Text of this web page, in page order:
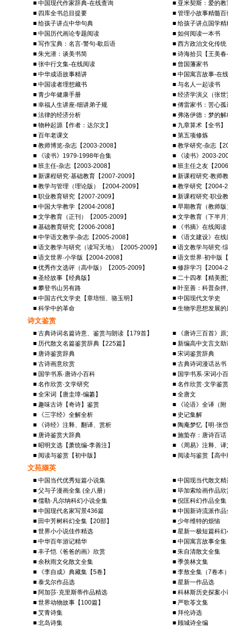
■ 中国现代作家辞典-在线查询
■ 亚米契斯：爱的教
■ 四库全书总目提要
■ 管理小故事精髓百
■ 给孩子讲点中华句典
■ 给孩子讲点国学精
■ 中国历代画论专题阅读
■ 如何阅读一本书
■ 写作宝典：名言-警句-歇后语
■ 西方政治文化传
■ 朱光潜：谈美书简
■ 诗海拾贝【王美春
■ 张中行文集-在线阅读
■ 曾国藩家书
■ 中华成语故事精讲
■ 中国寓言故事-在
■ 中国读者理想藏书
■ 与名人一起读书
■ 青少年健康手册
■ 经济学演义（张世
■ 幸福人生讲座-细讲弟子规
■ 傅雷家书：苦心
■ 法律的经济分析
■ 弗洛伊德：梦的解
■ 物种起源【作者：达尔文】
■ 九章算术【全书】
■ 百年老课文
■ 第五项修炼
■ 教师博览-杂志【2003-2008】
■ 教学研究-杂志【
■ 《读书》1979-1998年合集
■ 《读书》2003-
■ 班主任-杂志【2003-2008】
■ 班主任之友【
■ 新课程研究·基础教育【2007-2009】
■ 新课程研究·教师
■ 教学与管理（理论版）【2004-2009】
■ 教学研究【2004-
■ 职业教育研究【2007-2009】
■ 新课程研究·职业
■ 中国大学教学【2004-2008】
■ 早期教育（教师
■ 文学教育（正刊）【2005-2009】
■ 文学教育（下半
■ 基础教育研究【2006-2008】
■ 《书摘》在线阅
■ 中学语文教学-杂志【2005-2008】
■ 《语文建设》在
■ 语文教学与研究（读写天地）【2005-2009】
■ 语文教学与研究·
■ 语文世界·小学版【2004-2008】
■ 语文世界·初中版
■ 优秀作文选评（高中版）【2005-2009】
■ 修辞学习【2004-
■ 圣经故事【经典版】
■ 二十四孝【精美图
■ 攀登书山另有路
■ 叶至善：科普杂拌
■ 中国古代文学史【章培恒、骆玉明】
■ 中国现代文学史
■ 科学中的革命
■ 生物学思想发展的
诗文鉴赏
■ 古典诗词名篇诗意、鉴赏与朗读【179首】
■ 《唐诗三百首》
■ 历代散文名篇鉴赏辞典【225篇】
■ 新编高中文言文
■ 唐诗鉴赏辞典
■ 宋词鉴赏辞典
■ 古诗画意欣赏
■ 古典诗词漫话丛书
■ 国学书系·唐诗小百科
■ 国学书系·宋词小
■ 名作欣赏·文学研究
■ 名作欣赏·文学鉴赏
■ 全宋词【唐圭璋-编纂】
■ 全唐文
■ 趣味古诗【奇诗】鉴赏
■ 《论语》全译（
■ 《三字经》全解全析
■ 史记集解
■ 《诗经》注释、翻译、赏析
■ 陶庵梦忆【明·张
■ 唐诗鉴赏大辞典
■ 施蛰存：唐诗百话
■ 昭明文选【萧统编-李善注】
■ 《周易》注释、
■ 阅读与鉴赏【初中版】
■ 阅读与鉴赏【高中
文苑撷英
■ 中国当代优秀短篇小说集
■ 中国现当代散文精
■ 父与子漫画全集 (全八册）
■ 毕加索绘画作品欣
■ 儒勒·凡尔纳科幻小说全集
■ 倪匡科幻作品全集
■ 中国现代名家写景436篇
■ 中国新诗流派作品
■ 田中芳树科幻全集【20部】
■ 少年维特的烦恼
■ 世界小小说佳作精选
■ 星新一极短篇科幻
■ 中华百年游记精华
■ 中国寓言故事全集
■ 丰子恺《爸爸的画》欣赏
■ 朱自清散文全集
■ 余秋雨文化散文全集
■ 季羡林文集
■ 《李自成》典藏集【5卷】
■ 李敖全集（7卷本
■ 泰戈尔作品选
■ 星新一作品选
■ 阿加莎·克里斯蒂作品精选
■ 科林斯历史探案小
■ 世界动物故事【100篇】
■ 严歌苓文集
■ 艾青诗集
■ 拜伦诗选
■ 北岛诗集
■ 顾城诗全编